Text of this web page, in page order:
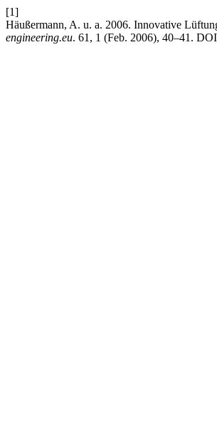
[1]
Häußermann, A. u. a. 2006. Innovative
engineering.eu. 61, 1 (Feb. 2006), 40–41.